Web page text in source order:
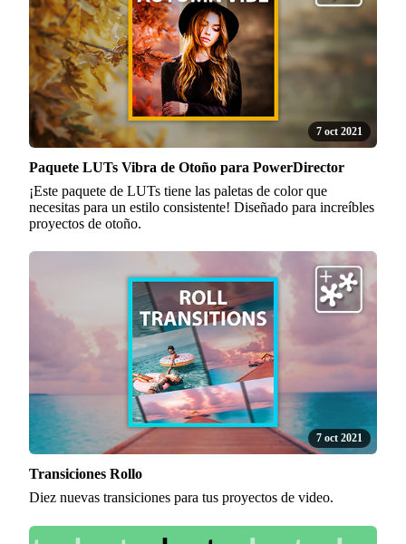
7 oct 2021
Paquete LUTs Vibra de Otoño para PowerDirector
¡Este paquete de LUTs tiene las paletas de color que
necesitas para un estilo consistente! Diseñado para increíbles
proyectos de otoño.
7 oct 2021
Transiciones Rollo
Diez nuevas transiciones para tus proyectos de video.